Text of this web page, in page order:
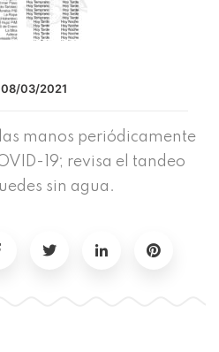
08/03/2021
manos periódicamente
19; revisa el tandeo
sin agua.